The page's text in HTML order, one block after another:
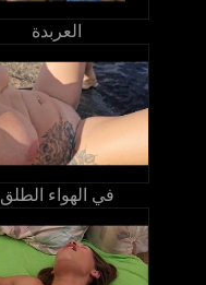
العربدة
في الهواء الطلق